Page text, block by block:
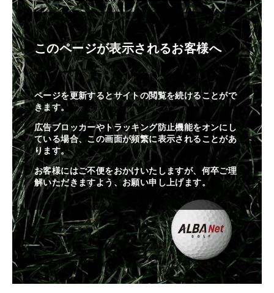
このページが表示されるお客様へ
ページを更新するとサイトの閲覧を続けることがで
きます。
広告ブロッカーやトラッキング防止機能をオンにし
ている場合、この画面が頻繁に表示されることがあ
ります。
お客様にはご不便をおかけいたしますが、何卒ご理
解いただきますよう、お願い申し上げます。